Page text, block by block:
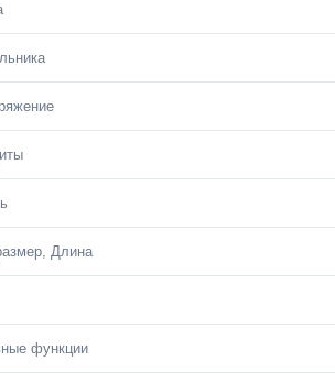
Длина
функции